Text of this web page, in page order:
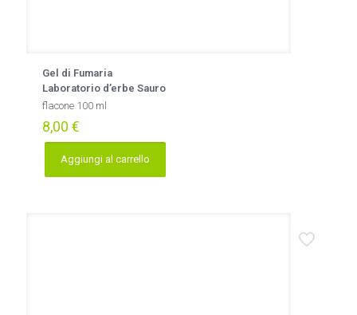
Gel di Fumaria
Laboratorio d’erbe Sauro
flacone 100 ml
8,00 €
Aggiungi al carrello